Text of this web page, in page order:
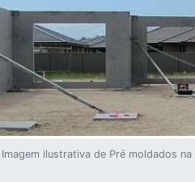
Imagem ilustrativa de Pré moldados